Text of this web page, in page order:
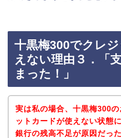
十黒梅300でクレ
えない理由３．「
まった！」
実は私の場合、十黒梅300
ットカードが使えない状態
銀行の残高不足が原因だっ